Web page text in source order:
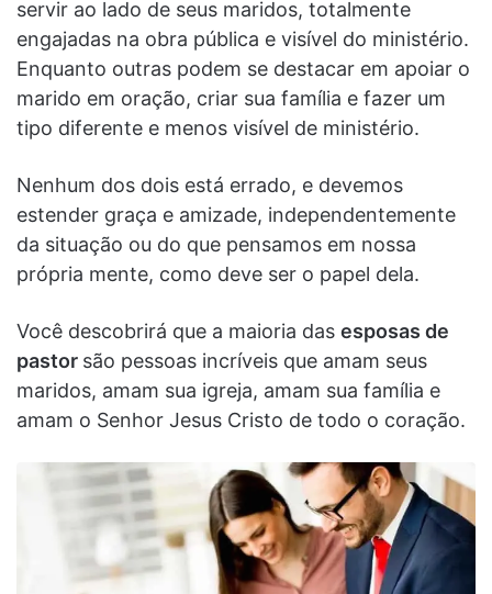
servir ao lado de seus maridos, totalmente
engajadas na obra pública e visível do ministério.
Enquanto outras podem se destacar em apoiar o
marido em oração, criar sua família e fazer um
tipo diferente e menos visível de ministério.
Nenhum dos dois está errado, e devemos
estender graça e amizade, independentemente
da situação ou do que pensamos em nossa
própria mente, como deve ser o papel dela.
Você descobrirá que a maioria das esposas de
pastor são pessoas incríveis que amam seus
maridos, amam sua igreja, amam sua família e
amam o Senhor Jesus Cristo de todo o coração.